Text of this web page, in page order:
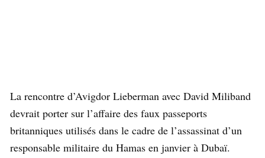
La rencontre d’Avigdor Lieberman avec David Miliband
devrait porter sur l’affaire des faux passeports
britanniques utilisés dans le cadre de l’assassinat d’un
responsable militaire du Hamas en janvier à Dubaï.